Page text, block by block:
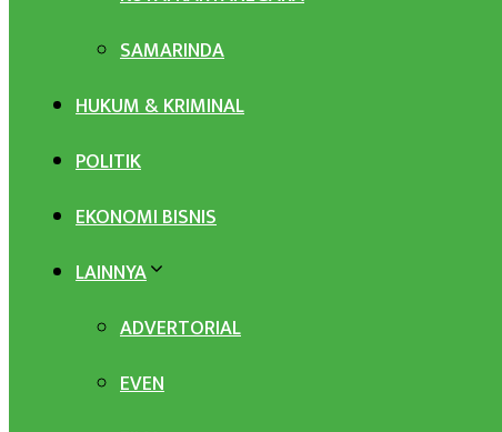
SAMARINDA
HUKUM & KRIMINAL
POLITIK
EKONOMI BISNIS
LAINNYA
ADVERTORIAL
EVEN